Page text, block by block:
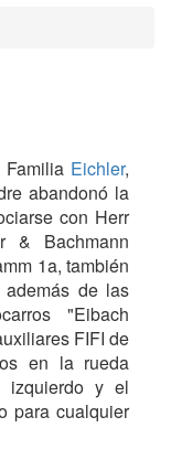
Eichler,
abandonó la
con Herr
& Bachmann
1a, también
de las
"Eibach
FIFI de
en la rueda
izquierdo y el
para cualquier